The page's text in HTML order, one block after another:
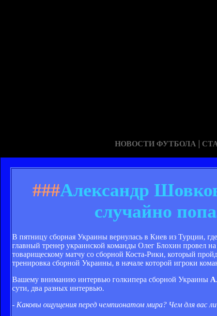
НОВОСТИ ФУТБОЛА |
###Александр
случайно
В пятницу сборная Украины вернулась в Киев из Турции,
главный тренер украинской команды Олег Блохин провел
товарищескому матчу со сборной Коста-Рики, который
тренировка сборной Украины, в начале которой игроки
Вашему вниманию интервью голкипера сборной Украины
сути, два разных интервью.
- Каковы ощущения перед чемпионатом мира? Чем для вас